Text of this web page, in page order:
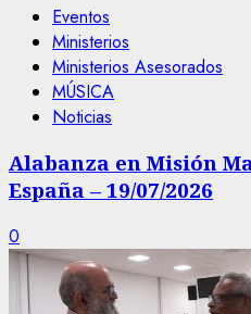
Eventos
Ministerios
Ministerios Asesorados
MÚSICA
Noticias
Alabanza en Misión
España – 19/07/2026
0